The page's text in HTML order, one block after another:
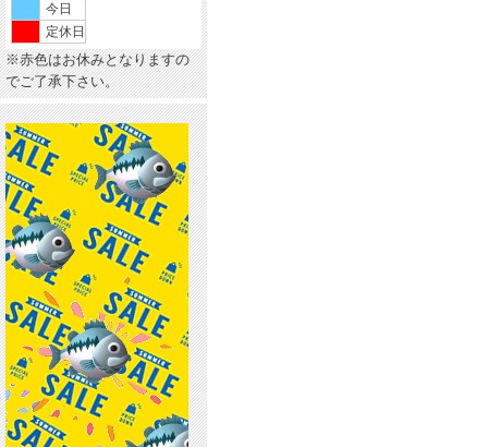
今日
定休日
※赤色はお休みとなりますの
でご了承下さい。